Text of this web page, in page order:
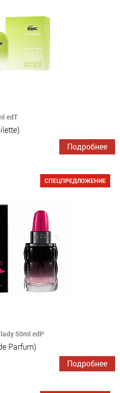
edT
Подробнее
СПЕЦПРЕДЛОЖЕНИЕ
50ml edP
Parfum)
Подробнее